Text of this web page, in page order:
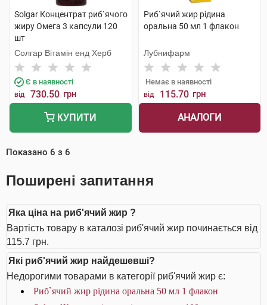
Solgar Концентрат риб`ячого
жиру Омега 3 капсули 120
шт
Солгар Вітамін енд Херб
Є в наявності
від 730.50 грн
КУПИТИ
Риб`ячий жир рідина
оральна 50 мл 1 флакон
Лубнифарм
Немає в наявності
від 115.70 грн
АНАЛОГИ
Показано 6 з 6
Поширені запитання
Яка ціна на риб'ячий жир ?
Вартість товару в каталозі риб'ячий жир починається від
115.7 грн.
Які риб'ячий жир найдешевші?
Недорогими товарами в категорії риб'ячий жир є:
Риб`ячий жир рідина оральна 50 мл 1 флакон